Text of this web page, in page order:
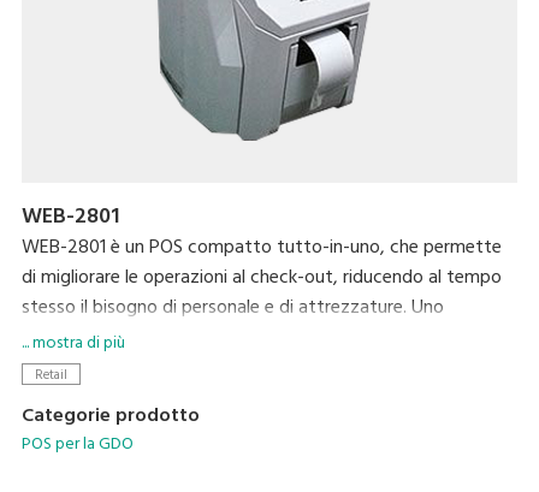
WEB-2801
WEB-2801 è un POS compatto tutto-in-uno, che permette
di migliorare le operazioni al check-out, riducendo al tempo
stesso il bisogno di personale e di attrezzature. Uno
schermo touch da 12’’ e la stampante termica integrata
permettono di semplificare le operazioni di tutti i giorni. Per il
contrasto. Le applicazioni MaxPos e MaxChain permettono
di gestire facilmente i dati in rete.
... mostra di più
Retail
Categorie prodotto
POS per la GDO